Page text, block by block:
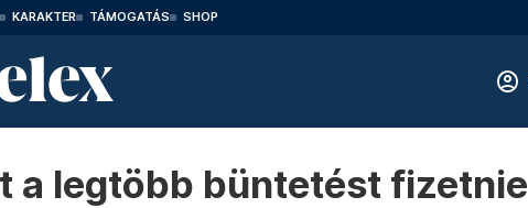
KARAKTER TÁMOGATÁS SHOP
a legtöbb büntetést fizetnie